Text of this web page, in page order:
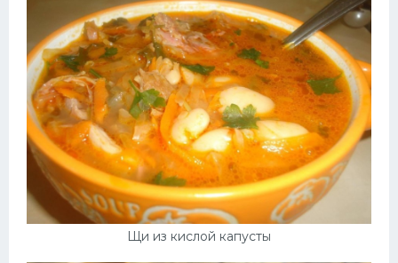
Щи из кислой капусты